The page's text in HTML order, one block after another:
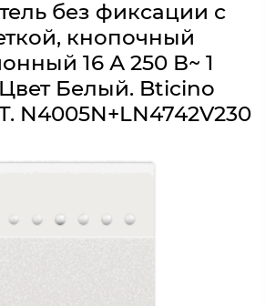
без фиксации с
кнопочный
16 А 250 В~ 1
Белый. Bticino
N4005N+LN4742V230